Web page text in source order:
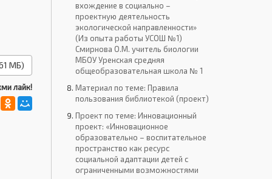
МБ)
лайк!
вхождение в социально –
проектную деятельность
экологической направленности»
(Из опыта работы УСОШ №1)
Смирнова О.М. учитель биологии
МБОУ Уренская средняя
общеобразовательная школа № 1
Материал по теме: Правила
пользования библиотекой (проект)
Проект по теме: Инновационный
проект: «Инновационное
образовательно – воспитательное
пространство как ресурс
социальной адаптации детей с
ограниченными возможностями